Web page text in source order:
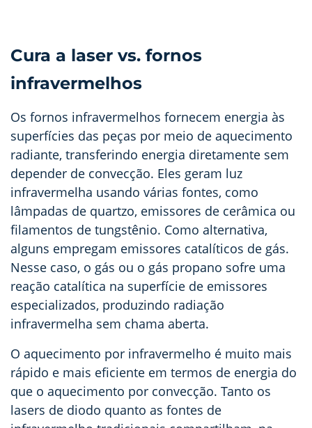
Cura a laser vs. fornos
infravermelhos
Os fornos infravermelhos fornecem energia às
superfícies das peças por meio de aquecimento
radiante, transferindo energia diretamente sem
depender de convecção. Eles geram luz
infravermelha usando várias fontes, como
lâmpadas de quartzo, emissores de cerâmica ou
filamentos de tungstênio. Como alternativa,
alguns empregam emissores catalíticos de gás.
Nesse caso, o gás ou o gás propano sofre uma
reação catalítica na superfície de emissores
especializados, produzindo radiação
infravermelha sem chama aberta.
O aquecimento por infravermelho é muito mais
rápido e mais eficiente em termos de energia do
que o aquecimento por convecção. Tanto os
lasers de diodo quanto as fontes de